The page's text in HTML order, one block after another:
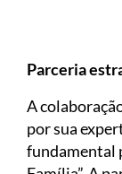
Parceria
A
por sua
fundamental